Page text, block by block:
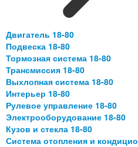
Двигатель 18-80
Подвеска 18-80
Тормозная система 18-80
Трансмиссия 18-80
Выхлопная система 18-80
Интерьер 18-80
Рулевое управление 18-80
Электрооборудование 18-80
Кузов и стекла 18-80
Система отопления и